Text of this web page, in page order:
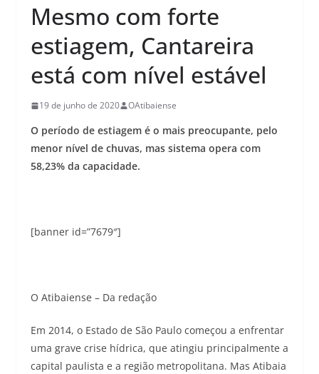
Mesmo com forte
estiagem, Cantareira
está com nível estável
19 de junho de 2020 OAtibaiense
O período de estiagem é o mais preocupante, pelo
menor nível de chuvas, mas sistema opera com
58,23% da capacidade.
[banner id=”7679″]
O Atibaiense – Da redação
Em 2014, o Estado de São Paulo começou a enfrentar
uma grave crise hídrica, que atingiu principalmente a
capital paulista e a região metropolitana. Mas Atibaia